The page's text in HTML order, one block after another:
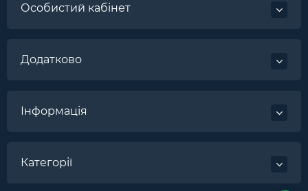
Особистий кабінет
Додатково
Інформація
Категорії